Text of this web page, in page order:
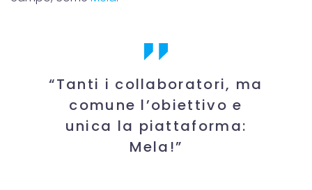
“Tanti i collaboratori, ma
comune l’obiettivo e
unica la piattaforma:
Mela!”